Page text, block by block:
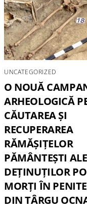
UNCATEGORIZED
O NOUĂ
ARHEOLOGICĂ
CĂUTAREA ȘI
RECUPERAREA
RĂMĂȘIȚELOR
PĂMÂNTEȘTI ALE
DEȚINUȚILOR
MORȚI ÎN
DIN TÂRGU